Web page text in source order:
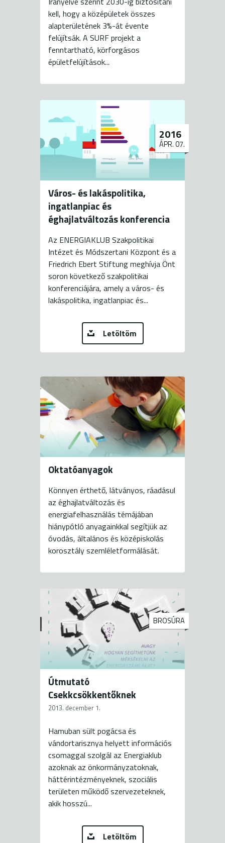
kell, hogy a középületek összes
alapterületének 3%-át évente
felújítsák. A SURF projekt a
fenntartható, körforgásos
épületfelújítások...
Város- és lakáspolitika,
ingatlanpiac és
éghajlatváltozás konferencia
2016
ÁPR. 07.
Az ENERGIAKLUB Szakpolitikai
Intézet és Módszertani Központ és a
Friedrich Ebert Stiftung meghívja Önt
soron következő szakpolitikai
konferenciájára, amely a város- és
lakáspolitika, ingatlanpiac és...
Letöltöm
Oktatóanyagok
Könnyen érthető, látványos, ráadásul
az éghajlatváltozás és
energiafelhasználás témájában
hiánypótló anyagainkkal segítjük az
óvodás, általános és középiskolás
korosztály szemléletformálását.
BROSÚRA
Útmutató
Csekkcsökkentőknek
2013. december 1.
Hamuban sült pogácsa és
vándortarisznya helyett információs
csomaggal szolgál az Energiaklub
azoknak az önkormányzatoknak,
háttérintézményeknek, szociális
területen működő szervezeteknek,
akik hosszú...
Letöltöm